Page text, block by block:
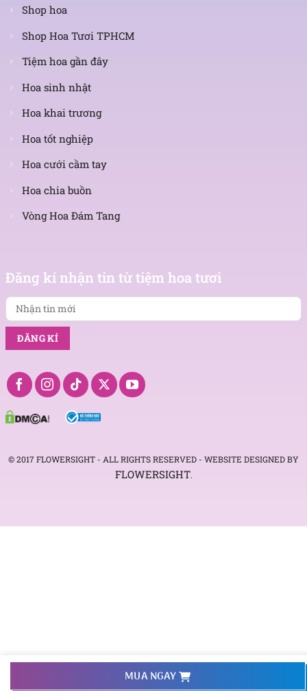
Shop hoa
Shop Hoa Tươi TPHCM
Tiệm hoa gần đây
Hoa sinh nhật
Hoa khai trương
Hoa tốt nghiệp
Hoa cưới cầm tay
Hoa chia buồn
Vòng Hoa Đám Tang
Đăng kí nhận tin từ tiệm hoa tươi
tin
mới
© 2017 FLOWERSIGHT - ALL RIGHTS RESERVED - WEBSITE DESIGNED BY
FLOWERSIGHT.
093 407 2575MUA NGAY